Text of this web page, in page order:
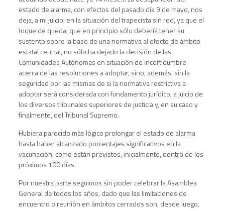
estado de alarma, con efectos del pasado día 9 de mayo, nos
deja, a mi juicio, en la situación del trapecista sin red, ya que el
toque de queda, que en principio sólo debería tener su
sustento sobre la base de una normativa al efecto de ámbito
estatal central, no sólo ha dejado la decisión de las
Comunidades Autónomas en situación de incertidumbre
acerca de las resoluciones a adoptar, sino, además, sin la
seguridad por las mismas de si la normativa restrictiva a
adoptar será considerada con fundamento jurídico, a juicio de
los diversos tribunales superiores de justicia y, en su caso y
finalmente, del Tribunal Supremo.
Hubiera parecido más lógico prolongar el estado de alarma
hasta haber alcanzado porcentajes significativos en la
vacunación, como están previstos, inicialmente, dentro de los
próximos 100 días.
Por nuestra parte seguimos sin poder celebrar la Asamblea
General de todos los años, dado que las limitaciones de
encuentro o reunión en ámbitos cerrados son, desde luego,